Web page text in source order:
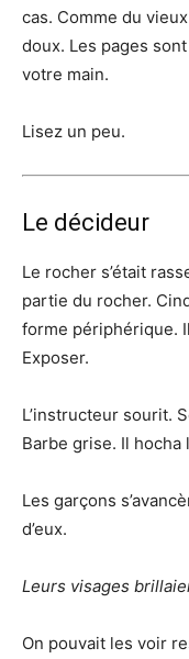
cas. Comme du
doux. Les pages
votre main.
Lisez un peu.
Le décideur
Le rocher s’était
partie du rocher.
forme périphérique.
Exposer.
L’instructeur sourit.
Barbe grise. Il hocha
Les garçons
d’eux.
Leurs visages
On pouvait les voir